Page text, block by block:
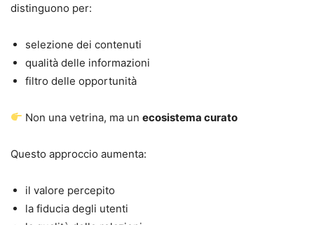
distinguono per:
selezione dei contenuti
qualità delle informazioni
filtro delle opportunità
Non una vetrina, ma unecosistema curato
Questo approccio aumenta:
il valore percepito
la fiducia degli utenti